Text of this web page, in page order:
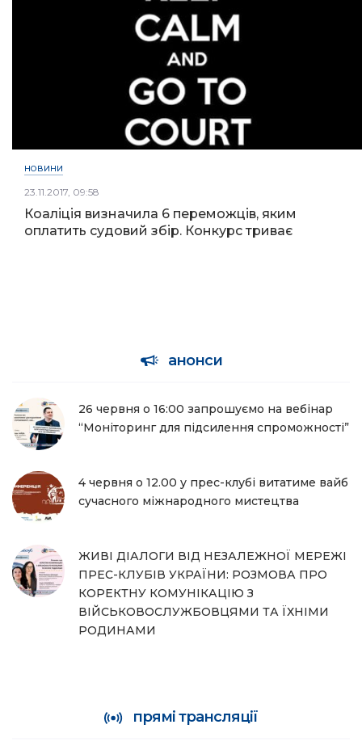
НОВИНИ
23.11.2017, 09:58
Коаліція визначила 6 переможців, яким
оплатить судовий збір. Конкурс триває
анонси
26 червня о 16:00 запрошуємо на вебінар
“Моніторинг для підсилення спроможності”
4 червня о 12.00 у прес-клубі витатиме вайб
сучасного міжнародного мистецтва
ЖИВІ ДІАЛОГИ ВІД НЕЗАЛЕЖНОЇ МЕРЕЖІ
ПРЕС-КЛУБІВ УКРАЇНИ: РОЗМОВА ПРО
КОРЕКТНУ КОМУНІКАЦІЮ З
ВІЙСЬКОВОСЛУЖБОВЦЯМИ ТА ЇХНІМИ
РОДИНАМИ
прямі трансляції